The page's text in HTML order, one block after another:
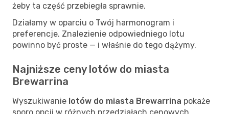
żeby ta część przebiegła sprawnie.
Działamy w oparciu o Twój harmonogram i
preferencje. Znalezienie odpowiedniego lotu
powinno być proste — i właśnie do tego dążymy.
Najniższe ceny lotów do miasta
Brewarrina
Wyszukiwanie lotów do miasta Brewarrina pokaże